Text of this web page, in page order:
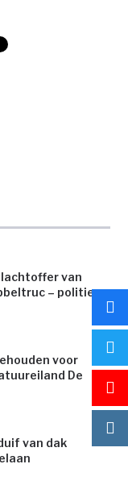
van
– politie
voor
De
van dak